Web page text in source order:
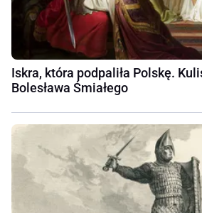
Iskra, która podpaliła Polskę.
Bolesława Śmiałego